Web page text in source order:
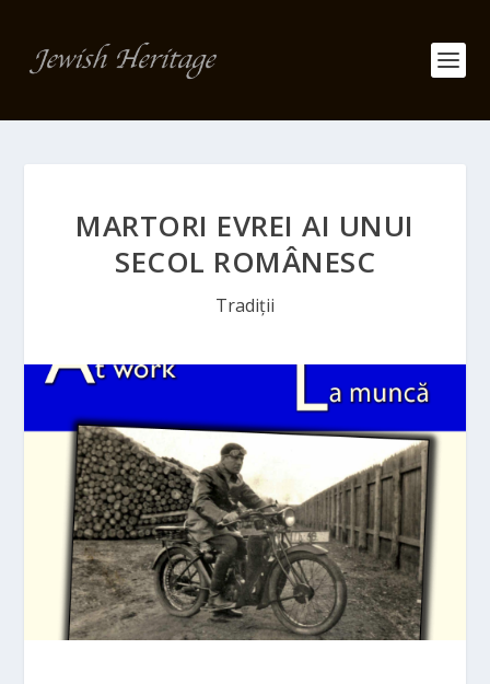
MARTORI EVREI AI UNUI
SECOL ROMÂNESC
Tradiții